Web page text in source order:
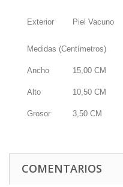
Exterior Piel Vacuno
Medidas (Centímetros)
Ancho 15,00 CM
Alto 10,50 CM
Grosor 3,50 CM
COMENTARIOS